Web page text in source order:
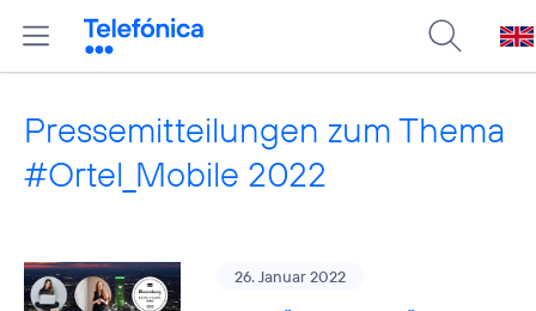
Pressemitteilungen zum Thema
#Ortel_Mobile 2022
26. Januar 2022